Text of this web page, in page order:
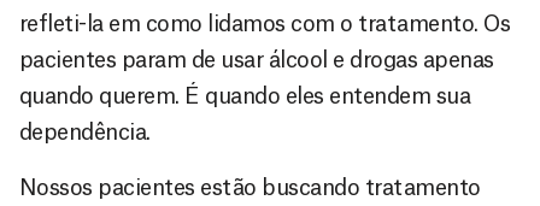
refleti-la em como lidamos com o tratamento. Os
pacientes param de usar álcool e drogas apenas
quando querem. É quando eles entendem sua
dependência.
Nossos pacientes estão buscando tratamento